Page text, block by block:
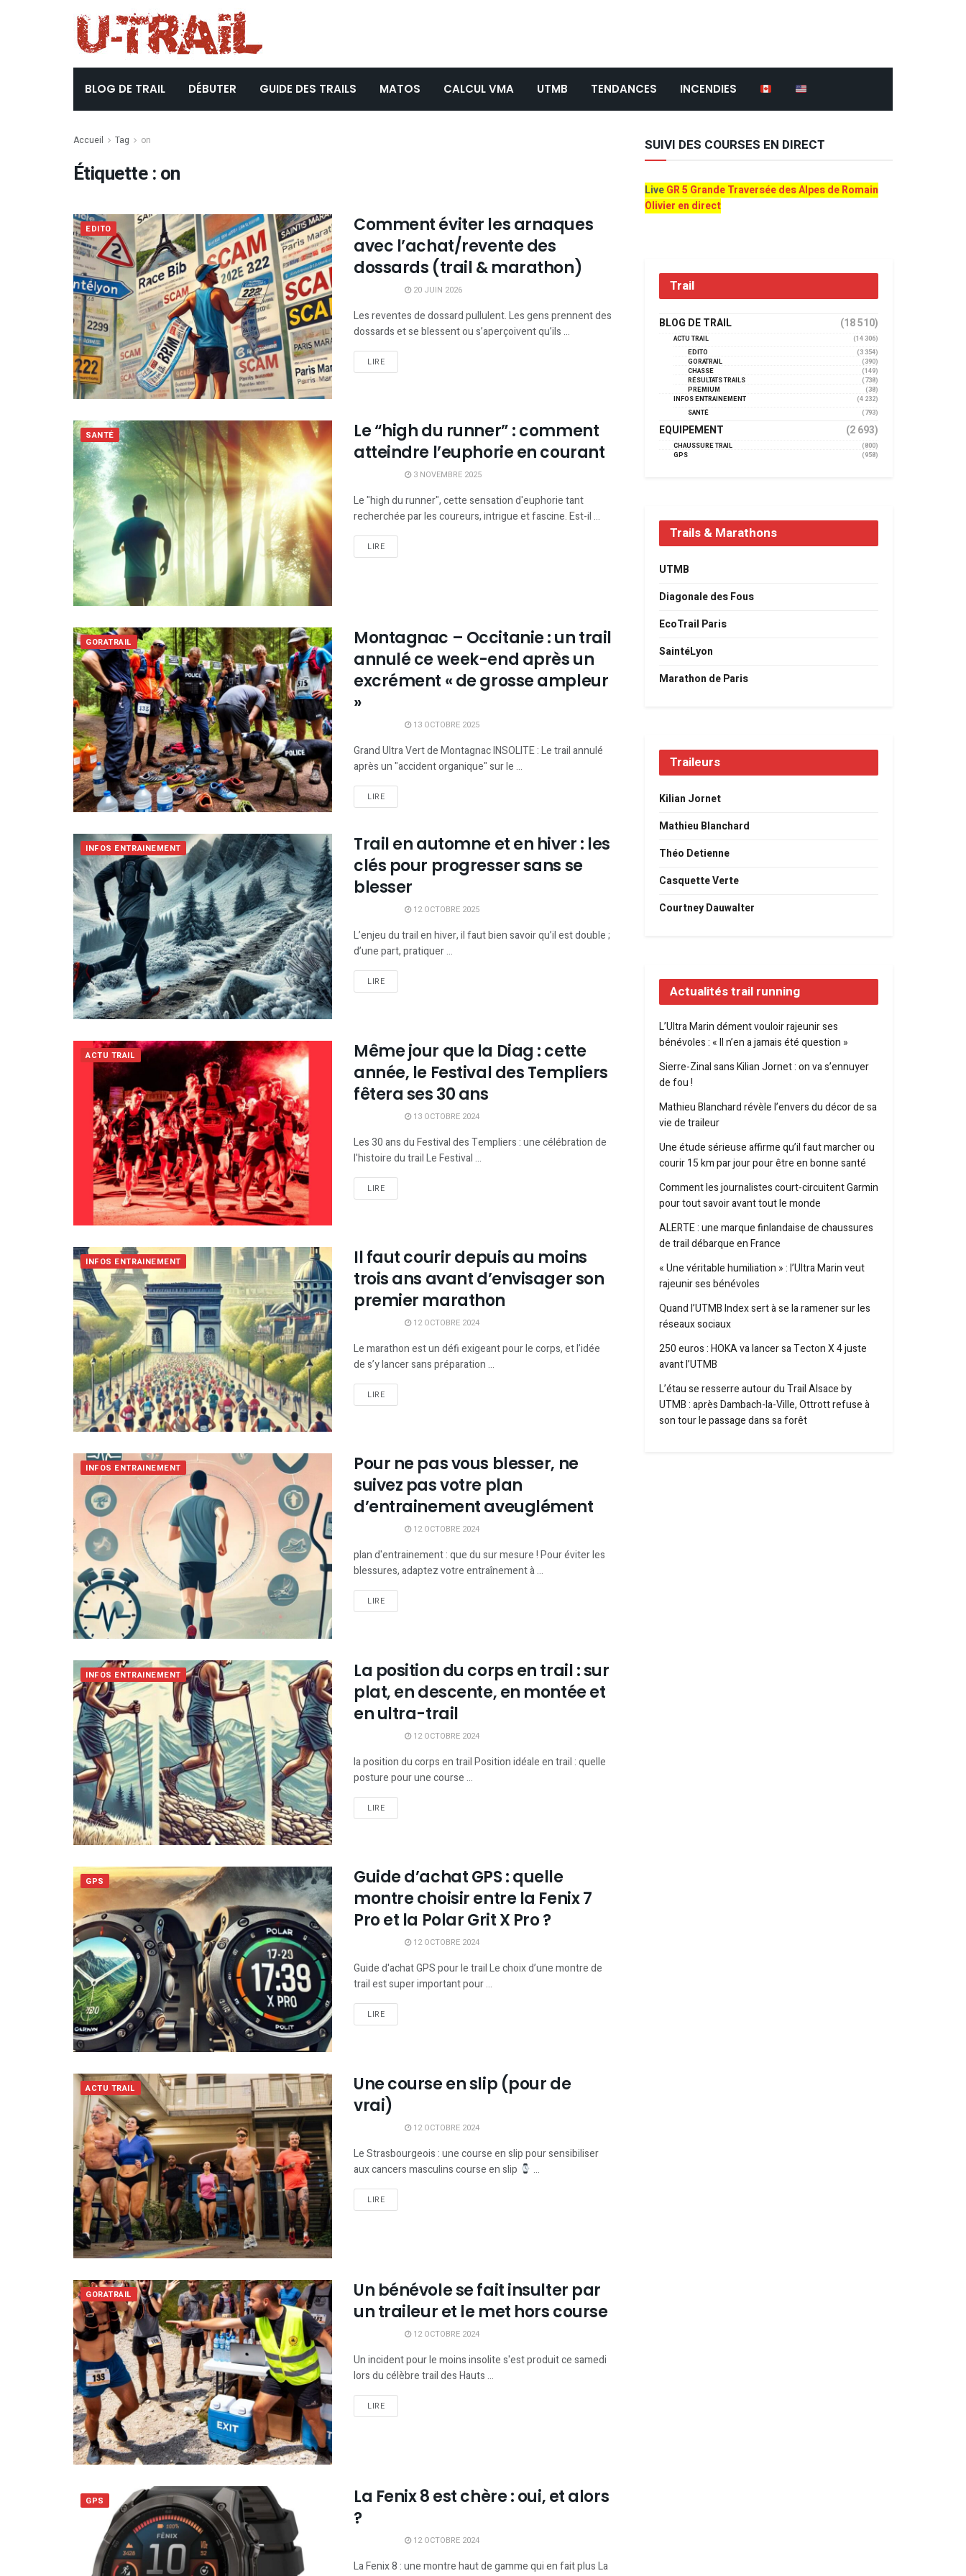
BLOG DE TRAIL DÉBUTER GUIDE DES TRAILS MATOS CALCUL VMA UTMB TENDANCES INCENDIES
Accueil Tag on
Étiquette :on
EDITO
Comment éviter les arnaques
avec l’achat/revente des
dossards (trail & marathon)
20 JUIN 2026
Les reventes de dossard pullulent. Les gens prennent des
dossards et se blessent ou s’aperçoivent qu’ils ...
LIRE
SANTÉ
Le “high du runner” : comment
atteindre l’euphorie en courant
3 NOVEMBRE 2025
Le "high du runner", cette sensation d'euphorie tant
recherchée par les coureurs, intrigue et fascine. Est-il ...
LIRE
GORATRAIL
Montagnac – Occitanie : un trail
annulé ce week-end après un
excrément « de grosse ampleur
»
13 OCTOBRE 2025
Grand Ultra Vert de Montagnac INSOLITE : Le trail annulé
après un "accident organique" sur le ...
LIRE
INFOS ENTRAINEMENT
Trail en automne et en hiver : les
clés pour progresser sans se
blesser
12 OCTOBRE 2025
L’enjeu du trail en hiver, il faut bien savoir qu’il est double ;
d’une part, pratiquer ...
LIRE
ACTU TRAIL
Même jour que la Diag : cette
année, le Festival des Templiers
fêtera ses 30 ans
13 OCTOBRE 2024
Les 30 ans du Festival des Templiers : une célébration de
l'histoire du trail Le Festival ...
LIRE
INFOS ENTRAINEMENT
Il faut courir depuis au moins
trois ans avant d’envisager son
premier marathon
12 OCTOBRE 2024
Le marathon est un défi exigeant pour le corps, et l’idée
de s’y lancer sans préparation ...
LIRE
INFOS ENTRAINEMENT
Pour ne pas vous blesser, ne
suivez pas votre plan
d’entrainement aveuglément
12 OCTOBRE 2024
plan d'entrainement : que du sur mesure ! Pour éviter les
blessures, adaptez votre entraînement à ...
LIRE
INFOS ENTRAINEMENT
La position du corps en trail : sur
plat, en descente, en montée et
en ultra-trail
12 OCTOBRE 2024
la position du corps en trail Position idéale en trail : quelle
posture pour une course ...
LIRE
GPS
Guide d’achat GPS : quelle
montre choisir entre la Fenix 7
Pro et la Polar Grit X Pro ?
12 OCTOBRE 2024
Guide d'achat GPS pour le trail Le choix d’une montre de
trail est super important pour ...
LIRE
ACTU TRAIL
Une course en slip (pour de
vrai)
12 OCTOBRE 2024
Le Strasbourgeois : une course en slip pour sensibiliser
aux cancers masculins course en slip
...
LIRE
GORATRAIL
Un bénévole se fait insulter par
un traileur et le met hors course
12 OCTOBRE 2024
Un incident pour le moins insolite s'est produit ce samedi
lors du célèbre trail des Hauts ...
LIRE
GPS
La Fenix 8 est chère : oui, et alors
?
12 OCTOBRE 2024
La Fenix 8 : une montre haut de gamme qui en fait plus La
SUIVI DES COURSES EN DIRECT
LiveGR 5 Grande Traversée des Alpes de Romain
Olivier en direct
Trail
BLOG DE TRAIL (18 510)
ACTU TRAIL
(14 306)
EDITO
(3 354)
GORATRAIL
(390)
CHASSE
(149)
RÉSULTATS TRAILS
(738)
PREMIUM
(38)
INFOS ENTRAINEMENT
(4 232)
SANTÉ
(793)
EQUIPEMENT (2 693)
CHAUSSURE TRAIL
(800)
GPS
(958)
Trails & Marathons
UTMB
Diagonale des Fous
EcoTrail Paris
SaintéLyon
Marathon de Paris
Traileurs
Kilian Jornet
Mathieu Blanchard
Théo Detienne
Casquette Verte
Courtney Dauwalter
Actualités trail running
L’Ultra Marin dément vouloir rajeunir ses
bénévoles : « Il n’en a jamais été question »
Sierre-Zinal sans Kilian Jornet : on va s’ennuyer
de fou !
Mathieu Blanchard révèle l’envers du décor de sa
vie de traileur
Une étude sérieuse affirme qu’il faut marcher ou
courir 15 km par jour pour être en bonne santé
Comment les journalistes court-circuitent Garmin
pour tout savoir avant tout le monde
ALERTE : une marque finlandaise de chaussures
de trail débarque en France
« Une véritable humiliation » : l’Ultra Marin veut
rajeunir ses bénévoles
Quand l’UTMB Index sert à se la ramener sur les
réseaux sociaux
250 euros : HOKA va lancer sa Tecton X 4 juste
avant l’UTMB
L’étau se resserre autour du Trail Alsace by
UTMB : après Dambach-la-Ville, Ottrott refuse à
son tour le passage dans sa forêt